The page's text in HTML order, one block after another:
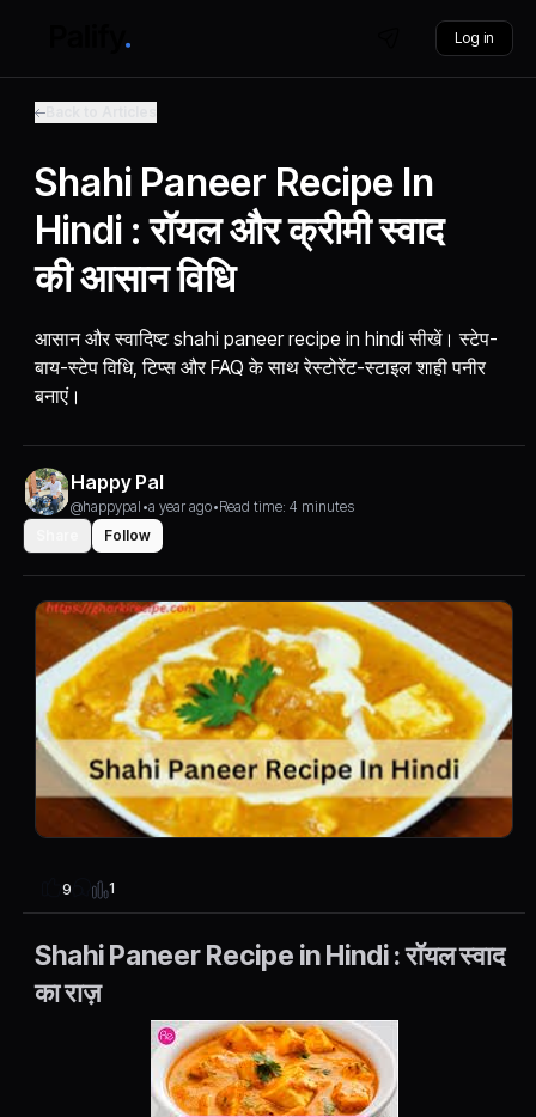
Log in
Shahi Paneer Recipe In
Hindi : रॉयल और क्रीमी स्वाद
की आसान विधि
आसान और स्वादिष्ट shahi paneer recipe in hindi सीखें। स्टेप-
बाय-स्टेप विधि, टिप्स और FAQ के साथ रेस्टोरेंट-स्टाइल शाही पनीर
बनाएं।
Happy Pal
@happypal •a year ago•Read time: 4 minutes
Follow
9 1
Shahi Paneer Recipe in Hindi : रॉयल स्वाद
का राज़